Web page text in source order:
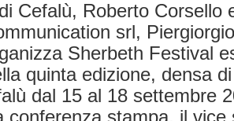
Cefalù, Roberto Corsello
srl,
Sherbeth Festival
quinta edizione, densa
dal 15 al 18 settembre